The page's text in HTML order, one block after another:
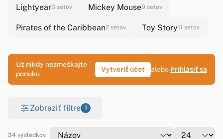
Lightyear3 setov Mickey Mouse9 setov
Pirates of the Caribbean2 setov Toy Story11 setov
Už nikdy nezmeškajte
ponuku
Vytvoriť účet alebo Prihlásiť sa
Zobraziť filtre 1
34 výsledkov